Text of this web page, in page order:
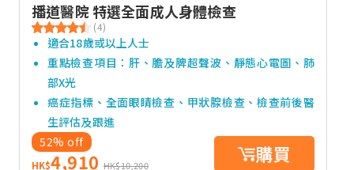
播道醫院 特選全面成人身體檢查
(4)
適合18歲或以上人士
重點檢查項目：肝、膽及脾超聲波、靜態心電圖、肺
部X光
癌症指標、全面眼睛檢查、甲狀腺檢查、檢查前後醫
生評估及跟進
52% off
HK$4,910 HK$10,200 購買